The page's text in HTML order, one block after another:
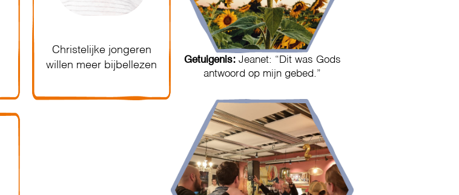
Christelijke jongeren
willen meer bijbellezen
Getuigenis: Jeanet: “Dit was Gods
antwoord op mijn gebed.”